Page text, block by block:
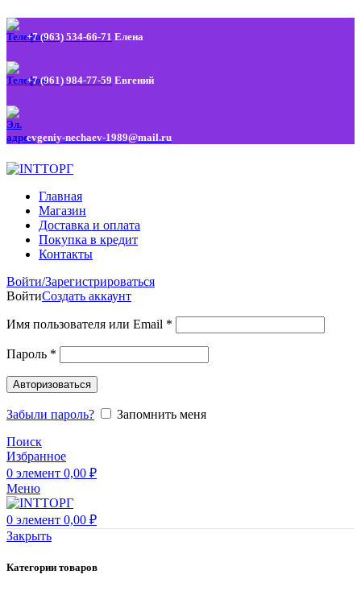
+7 (963) 534-66-71 Елена
+7 (961) 984-77-59 Евгений
evgeniy-nechaev-1989@mail.ru
Главная
Магазин
Доставка и оплата
Покупка в кредит
Контакты
Войти/Зарегистрироваться
ВойтиСоздать аккаунт
Имя пользователя или Email *
Пароль *
Авторизоваться
Забыли пароль?
Запомнить меня
Поиск
Избранное
0 элемент 0,00 ₽
Меню
0 элемент 0,00 ₽
Закрыть
Категории товаров